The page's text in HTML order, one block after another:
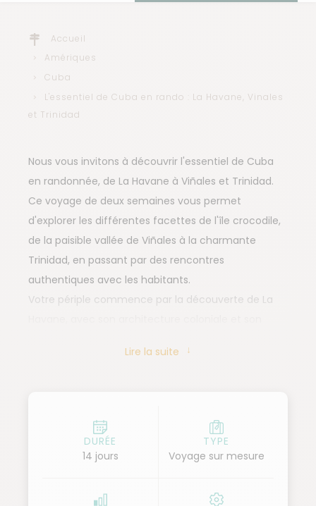
Accueil
Amériques
Cuba
L'essentiel de Cuba en rando : La Havane, Vinales
et Trinidad
Nous vous invitons à découvrir l'essentiel de Cuba
en randonnée, de La Havane à Viñales et Trinidad.
Ce voyage de deux semaines vous permet
d'explorer les différentes facettes de l'île crocodile,
de la paisible vallée de Viñales à la charmante
Trinidad, en passant par des rencontres
authentiques avec les habitants.
Votre périple commence par la découverte de La
cap vers l'ouest rural, en visitant d'abord la
aventure dans la splendide vallée de Viñales,
célèbre pour ses champs de tabac entourés de
mogotes, formations géologiques rappelant
nous baladons hors du temps, entre champs,
Lire la suite
DURÉE
14 jours
TYPE
Voyage sur mesure